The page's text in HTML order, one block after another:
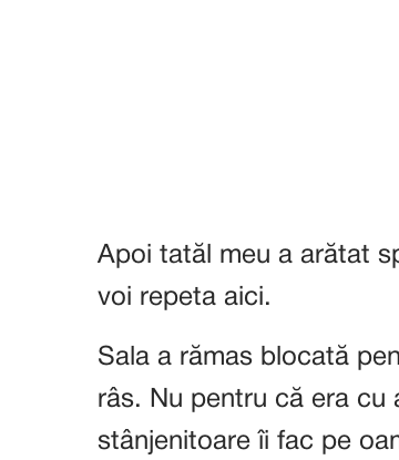
Apoi tatăl meu a arătat
voi repeta aici.
Sala a rămas blocată
râs. Nu pentru că era cu
stânjenitoare îi fac pe